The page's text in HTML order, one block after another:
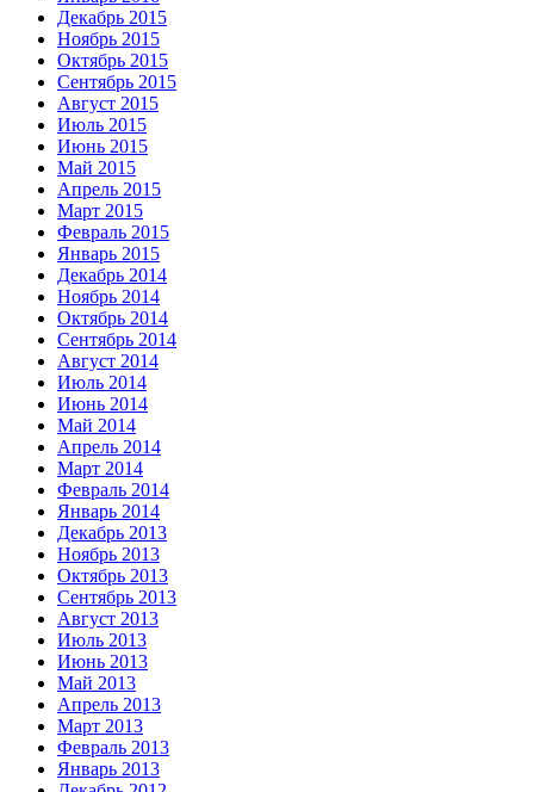
Декабрь 2015
Ноябрь 2015
Октябрь 2015
Сентябрь 2015
Август 2015
Июль 2015
Июнь 2015
Май 2015
Апрель 2015
Март 2015
Февраль 2015
Январь 2015
Декабрь 2014
Ноябрь 2014
Октябрь 2014
Сентябрь 2014
Август 2014
Июль 2014
Июнь 2014
Май 2014
Апрель 2014
Март 2014
Февраль 2014
Январь 2014
Декабрь 2013
Ноябрь 2013
Октябрь 2013
Сентябрь 2013
Август 2013
Июль 2013
Июнь 2013
Май 2013
Апрель 2013
Март 2013
Февраль 2013
Январь 2013